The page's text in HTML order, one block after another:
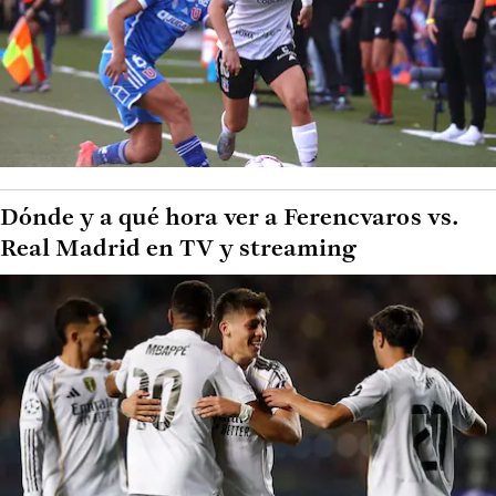
Dónde y a qué hora ver a Ferencvaros vs.
Real Madrid en TV y streaming